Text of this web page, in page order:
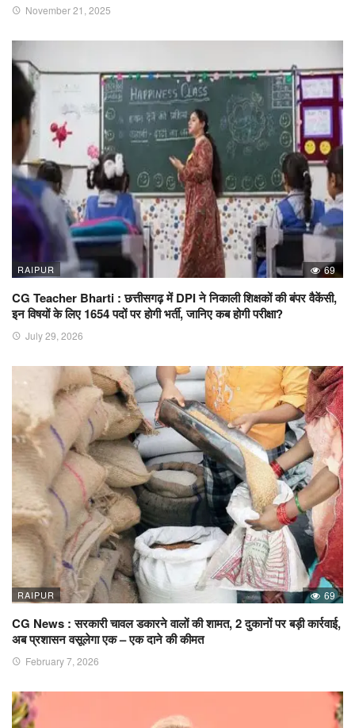
November 21, 2025
RAIPUR 69
CG Teacher Bharti : छत्तीसगढ़ में DPI ने निकाली शिक्षकों की बंपर वैकेंसी,
इन विषयों के लिए 1654 पदों पर होगी भर्ती, जानिए कब होगी परीक्षा?
July 29, 2026
RAIPUR 69
CG News : सरकारी चावल डकारने वालों की शामत, 2 दुकानों पर बड़ी कार्रवाई,
अब प्रशासन वसूलेगा एक – एक दाने की कीमत
February 7, 2026